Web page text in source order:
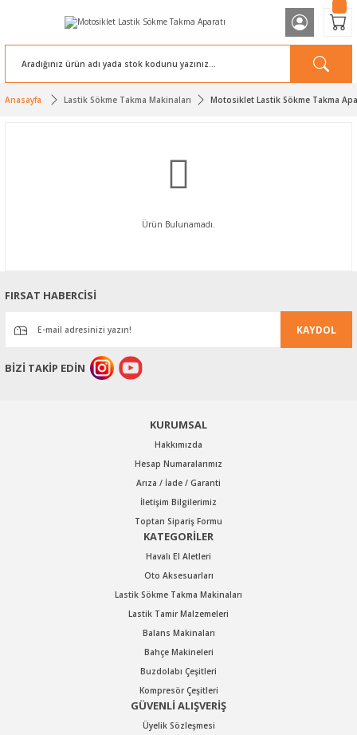
Anasayfa Lastik Sökme Takma Makinaları Motosiklet Lastik Sökme Takma
Ürün Bulunamadı.
FIRSAT HABERCİSİ
KAYDOL
BİZİ TAKİP EDİN
KURUMSAL
Hakkımızda
Hesap Numaralarımız
Arıza / İade / Garanti
İletişim Bilgilerimiz
Toptan Sipariş Formu
KATEGORİLER
Havalı El Aletleri
Oto Aksesuarları
Lastik Sökme Takma Makinaları
Lastik Tamir Malzemeleri
Balans Makinaları
Bahçe Makineleri
Buzdolabı Çeşitleri
Kompresör Çeşitleri
GÜVENLİ ALIŞVERİŞ
Üyelik Sözleşmesi